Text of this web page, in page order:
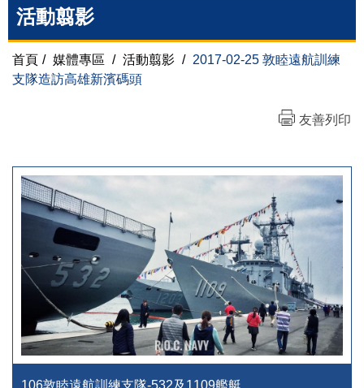
活動翦影
首頁 / 媒體專區 / 活動翦影 / 2017-02-25 敦睦遠航訓練
支隊造訪高雄新濱碼頭
友善列印